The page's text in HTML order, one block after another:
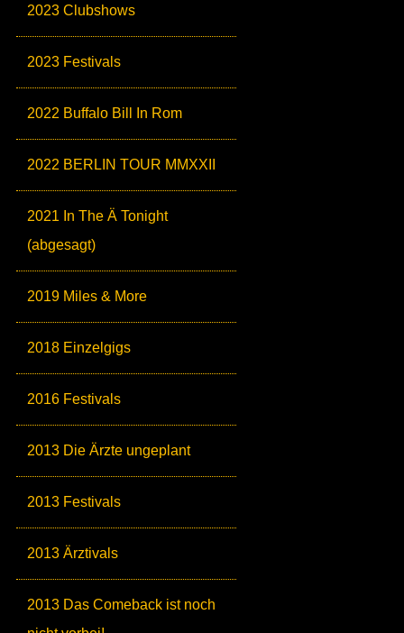
2023 Clubshows
2023 Festivals
2022 Buffalo Bill In Rom
2022 BERLIN TOUR MMXXII
2021 In The Ä Tonight
(abgesagt)
2019 Miles & More
2018 Einzelgigs
2016 Festivals
2013 Die Ärzte ungeplant
2013 Festivals
2013 Ärztivals
2013 Das Comeback ist noch